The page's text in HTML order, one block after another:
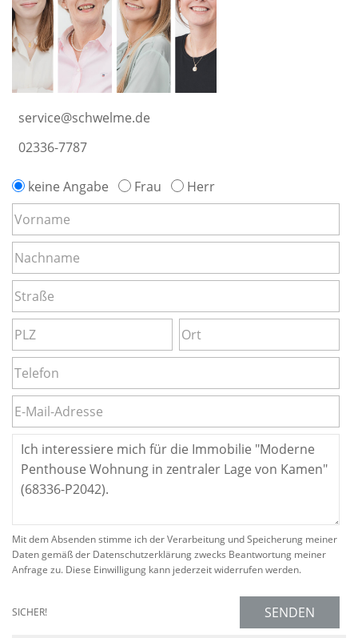
service@schwelme.de
02336-7787
keine Angabe Frau Herr
Mit dem Absenden stimme ich der Verarbeitung und Speicherung meiner
Daten gemäß der Datenschutzerklärung zwecks Beantwortung meiner
Anfrage zu. Diese Einwilligung kann jederzeit widerrufen werden.
SICHER! SENDEN